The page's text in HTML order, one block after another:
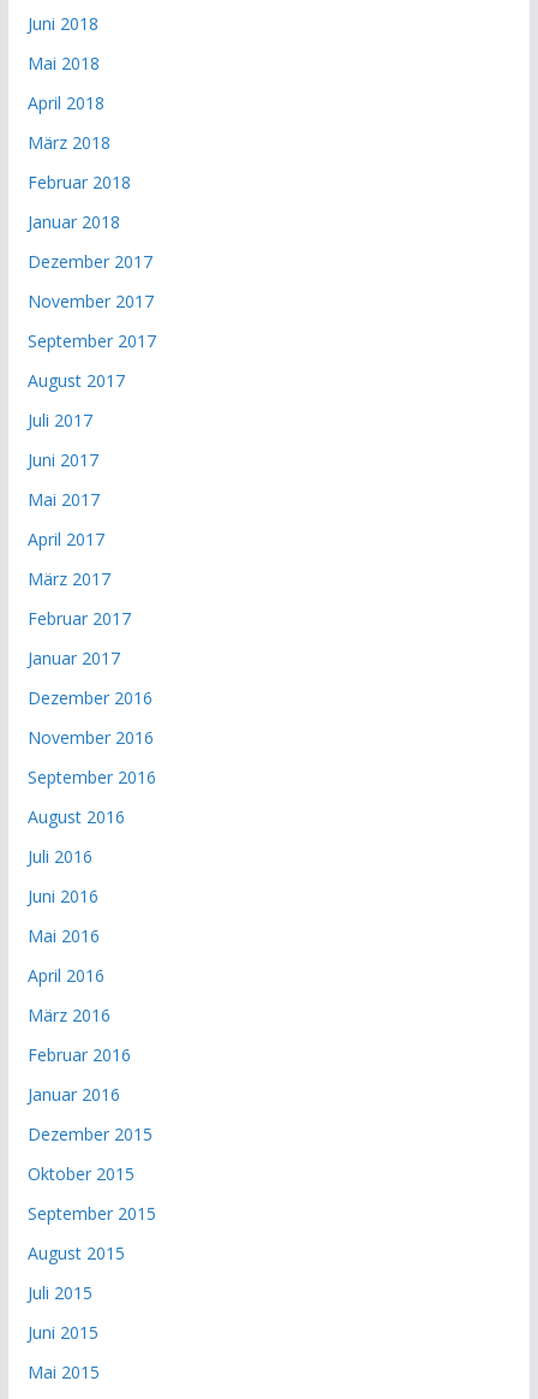
Juni 2018
Mai 2018
April 2018
März 2018
Februar 2018
Januar 2018
Dezember 2017
November 2017
September 2017
August 2017
Juli 2017
Juni 2017
Mai 2017
April 2017
März 2017
Februar 2017
Januar 2017
Dezember 2016
November 2016
September 2016
August 2016
Juli 2016
Juni 2016
Mai 2016
April 2016
März 2016
Februar 2016
Januar 2016
Dezember 2015
Oktober 2015
September 2015
August 2015
Juli 2015
Juni 2015
Mai 2015